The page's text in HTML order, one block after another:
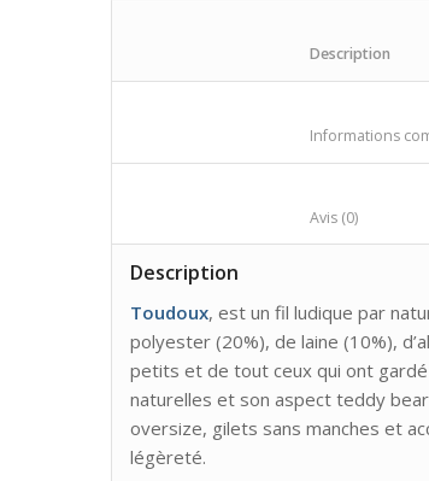
Description
Toudoux, est un fil ludique par
polyester (20%), de laine (10%),
petits et de tout ceux qui ont gardé
naturelles et son aspect teddy
oversize, gilets sans manches et
légèreté.